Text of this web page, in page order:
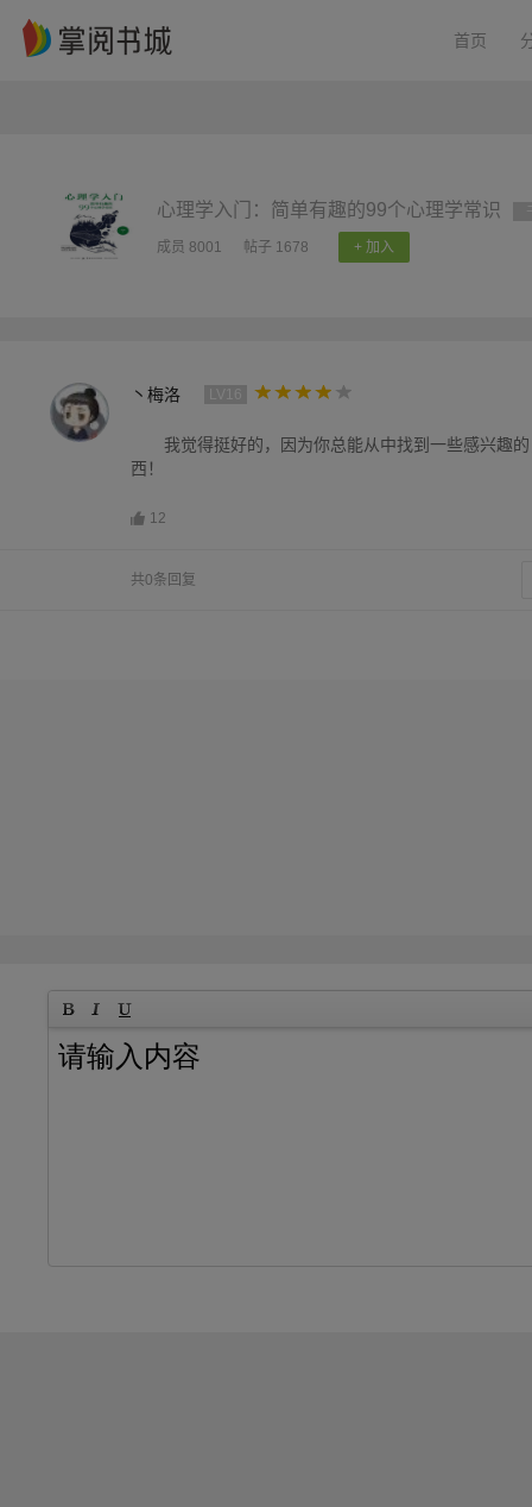
首页
心理学入门：简单有趣的99个心理学常识
成员 8001 帖子 1678 + 加入
丶梅洛
我觉得挺好的，因为你总能从中找到一些感兴趣
西！
12
共0条回复